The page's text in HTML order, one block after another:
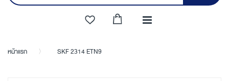
หน้าแรก SKF 2314 ETN9